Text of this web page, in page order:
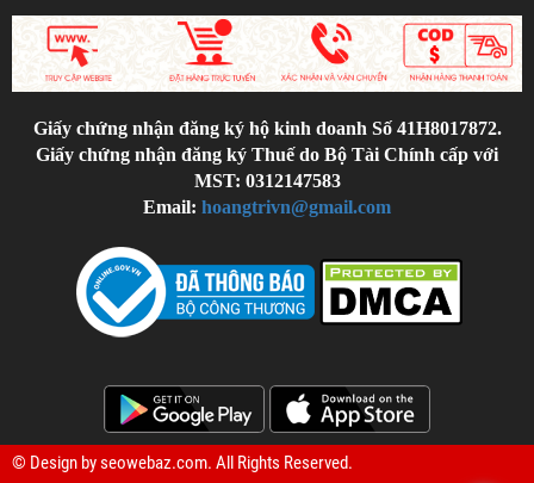
Giấy chứng nhận đăng ký hộ kinh doanh Số 41H8017872.
Giấy chứng nhận đăng ký Thuế do Bộ Tài Chính cấp với
MST: 0312147583
Email: hoangtrivn@gmail.com
© Design byseowebaz.com. All Rights Reserved.